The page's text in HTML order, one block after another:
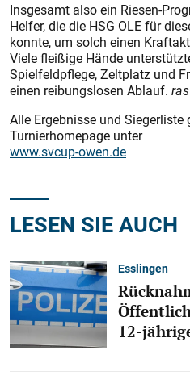
Insgesamt also ein Riesen-
Helfer, die die HSG OLE für
konnte, um solch einen
Viele fleißige Hände
Spielfeldpflege, Zeltplatz und
einen reibungslosen Ablauf. ras
Alle Ergebnisse und Siegerliste
Turnierhomepage unter
www.svcup-owen.de
LESEN SIE AUCH
Esslingen
12-